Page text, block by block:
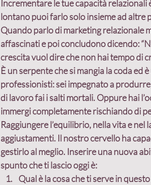
Incrementare le tue capacità
lontano puoi farlo solo insieme ad altre
Quando parlo di marketing relazionale
affascinati e poi concludono dicendo:
crescita vuol dire che non hai tempo di
È un serpente che si mangia la coda ed
professionisti: sei impegnato a
di lavoro fai i salti mortali. Oppure hai
immergi completamente rischiando di
Raggiungere l’equilibrio, nella vita e
aggiustamenti. Il nostro cervello ha
gestirlo al meglio. Inserire una nuova
spunto che ti lascio oggi è:
Qual è la cosa che ti serve in